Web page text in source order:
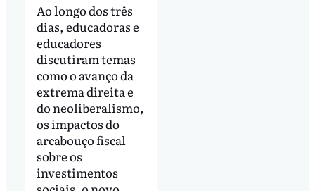
Ao longo dos três
dias, educadoras e
educadores
discutiram temas
como o avanço da
extrema direita e
do neoliberalismo,
os impactos do
arcabouço fiscal
sobre os
investimentos